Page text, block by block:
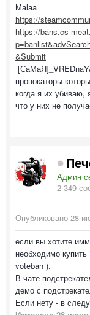
Malaa
https://
https://bans.cs-
&Submit
провокаторы
когда я их
что у них не
Админ
2 349
Опубликовано 28
если вы хотите
необходимо
voteban ).
В чате
демо с
Если нету - в